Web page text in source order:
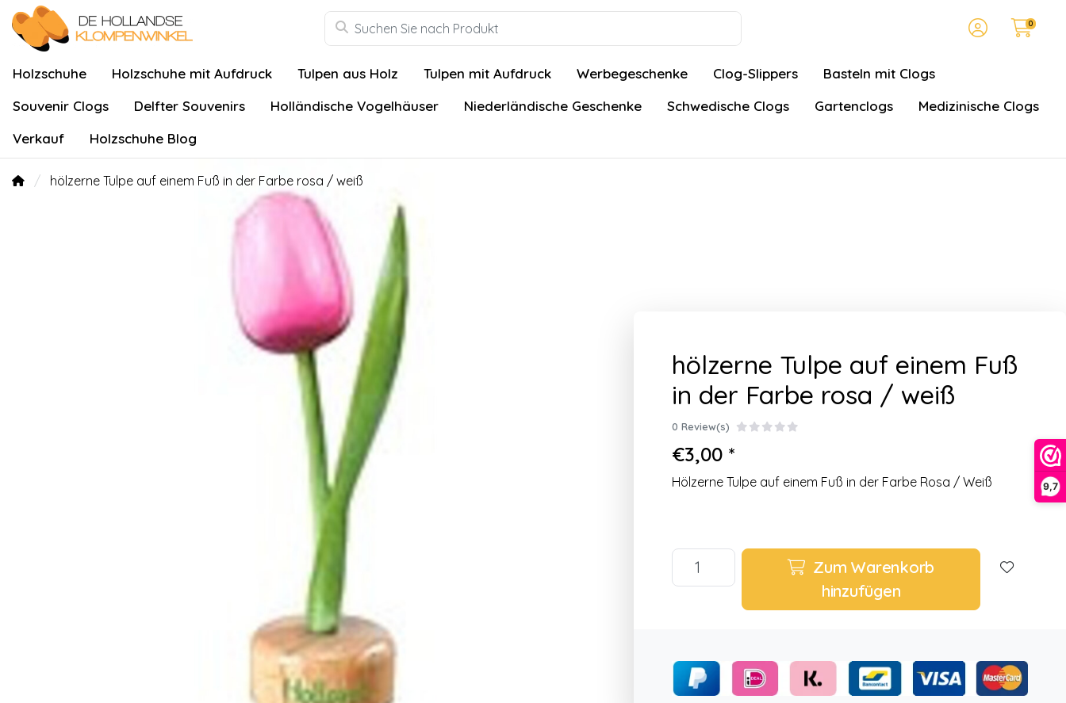
9,7
0
Holzschuhe Holzschuhe mit Aufdruck Tulpen aus Holz Tulpen mit Aufdruck Werbegeschenke Clog-Slippers
Basteln mit Clogs
Souvenir Clogs
Delfter Souvenirs Holländische Vogelhäuser Niederländische Geschenke Schwedische Clogs Gartenclogs
Medizinische Clogs
Verkauf
Holzschuhe Blog
hölzerne Tulpe auf einem Fuß in der Farbe rosa / weiß
hölzerne Tulpe auf einem Fuß
in der Farbe rosa / weiß
0 Review(s)
€3,00 *
Hölzerne Tulpe auf einem Fuß in der Farbe Rosa / Weiß
Zum Warenkorb
hinzufügen